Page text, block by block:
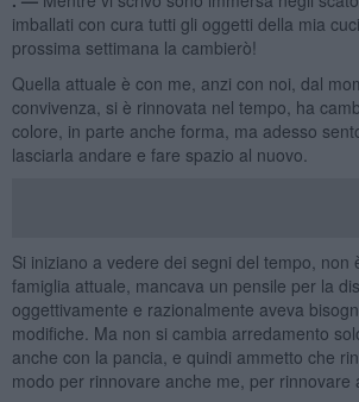
imballati con cura tutti gli oggetti della mia
prossima settimana la cambierò!
Quella attuale è con me, anzi con noi, dal
convivenza, si è rinnovata nel tempo, ha
colore, in parte anche forma, ma adesso
lasciarla andare e fare spazio al nuovo.
Si iniziano a vedere dei segni del tempo, non
famiglia attuale, mancava un pensile per la
oggettivamente e razionalmente aveva
modifiche. Ma non si cambia arredamento
anche con la pancia, e quindi ammetto che
modo per rinnovare anche me, per rinnovare